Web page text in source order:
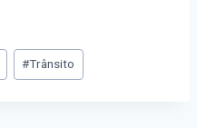
#Trânsito